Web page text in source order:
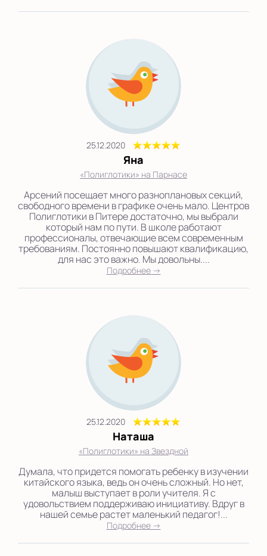
25.12.2020
Яна
«Полиглотики» на Парнасе
Арсений посещает много разноплановых секций,
свободного времени в графике очень мало. Центров
Полиглотики в Питере достаточно, мы выбрали
который нам по пути. В школе работают
профессионалы, отвечающие всем современным
требованиям. Постоянно повышают квалификацию,
для нас это важно. Мы довольны....
Подробнее →
25.12.2020
Наташа
«Полиглотики» на Звездной
Думала, что придется помогать ребенку в изучении
китайского языка, ведь он очень сложный. Но нет,
малыш выступает в роли учителя. Я с
удовольствием поддерживаю инициативу. Вдруг в
нашей семье растет маленький педагог!...
Подробнее →